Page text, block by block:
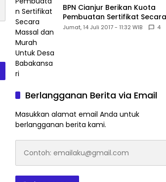
BPN Cianjur Berikan Kuota
Pembuatan Sertifikat Secara
Massal dan Murah Untuk
Jumat, 14 Juli 2017 - 11:32 WIB 4
Berlangganan Berita via Email
Masukkan alamat email Anda untuk
berlangganan berita kami.
emailaku@gmail.com